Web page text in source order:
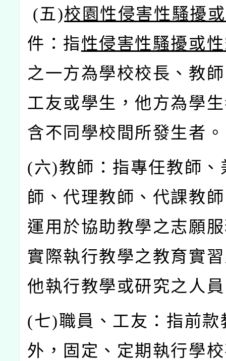
(五)校園性侵害性騷擾
件：指性侵害性騷擾或
之一方為學校校長、教
工友或學生，他方為學
含不同學校間所發生者。
(六)教師：指專任教師、
師、代理教師、代課教
運用於協助教學之志願
實際執行教學之教育實
他執行教學或研究之人
(七)職員、工友：指前款
外，固定、定期執行學